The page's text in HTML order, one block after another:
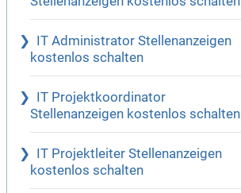
IT Administrator Stellenanzeigen
kostenlos schalten
IT Projektkoordinator
Stellenanzeigen kostenlos schalten
IT Projektleiter Stellenanzeigen
kostenlos schalten